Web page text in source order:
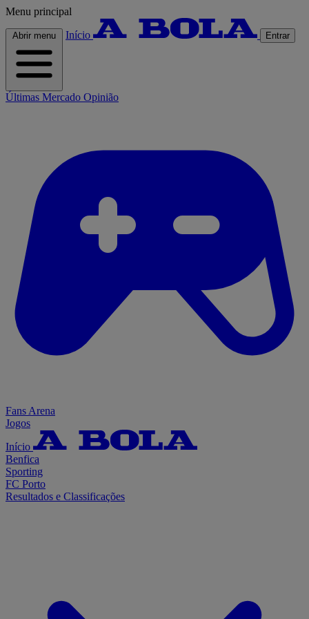
Menu principal
Abrir menu Início Entrar
Últimas Mercado Opinião
Fans Arena
Jogos
Início
Benfica
Sporting
FC Porto
Resultados e Classificações